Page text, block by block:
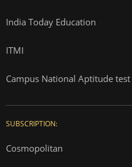
India Today Education
ITMI
Campus National Aptitude test
SUBSCRIPTION:
Cosmopolitan